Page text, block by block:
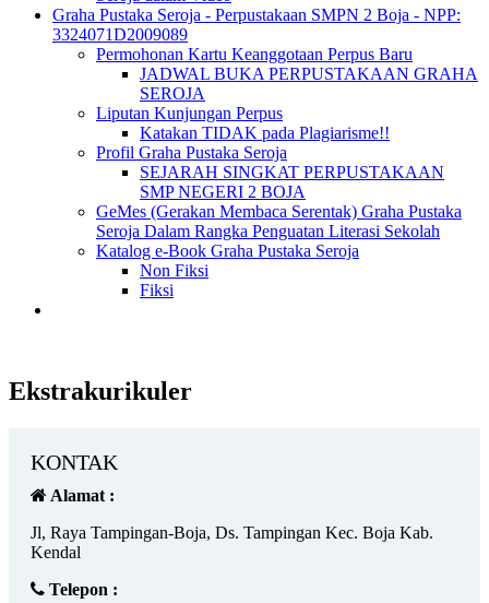
Graha Pustaka Seroja - Perpustakaan SMPN 2 Boja - NPP:
3324071D2009089
Permohonan Kartu Keanggotaan Perpus Baru
JADWAL BUKA PERPUSTAKAAN GRAHA
SEROJA
Liputan Kunjungan Perpus
Katakan TIDAK pada Plagiarisme!!
Profil Graha Pustaka Seroja
SEJARAH SINGKAT PERPUSTAKAAN
SMP NEGERI 2 BOJA
GeMes (Gerakan Membaca Serentak) Graha Pustaka
Seroja Dalam Rangka Penguatan Literasi Sekolah
Katalog e-Book Graha Pustaka Seroja
Non Fiksi
Fiksi
Ekstrakurikuler
KONTAK
Alamat :
Jl, Raya Tampingan-Boja, Ds. Tampingan Kec. Boja Kab.
Kendal
Telepon :